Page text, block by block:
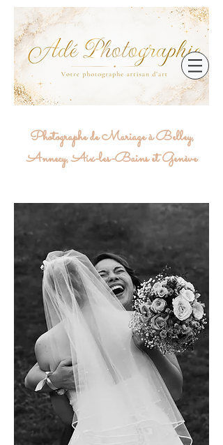
Photographe de Mariage à Belley,
Annecy, Aix-les-Bains et Genève